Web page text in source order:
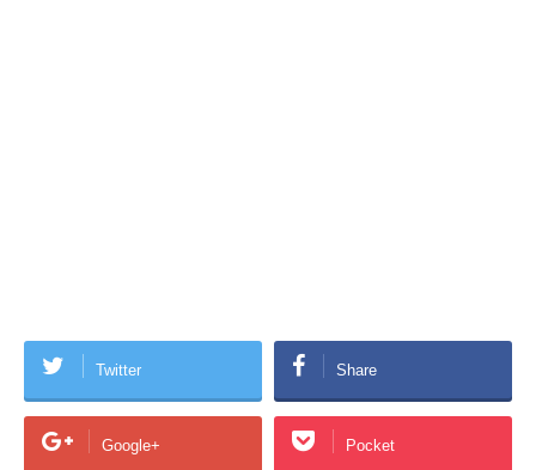
Twitter Share
Google+ Pocket